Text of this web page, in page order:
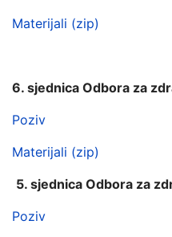
Materijali (zip)
6. sjednica Odbora za
Poziv
Materijali (zip)
5. sjednica Odbora za
Poziv